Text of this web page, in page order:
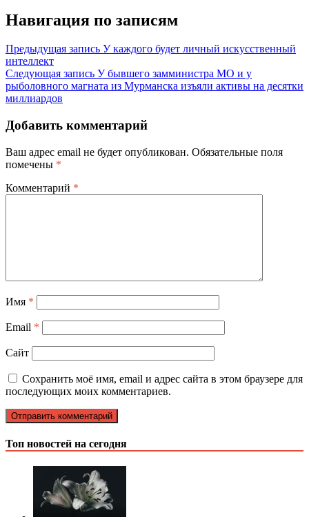
Навигация по записям
Предыдущая запись У каждого будет личный искусственный
интеллект
Следующая запись У бывшего замминистра МО и у
рыболовного магната из Мурманска изъяли активы на десятки
миллиардов
Добавить комментарий
Ваш адрес email не будет опубликован. Обязательные поля
помечены *
Комментарий *
Имя *
Email *
Сайт
Сохранить моё имя, email и адрес сайта в этом браузере для
последующих моих комментариев.
Топ новостей на сегодня